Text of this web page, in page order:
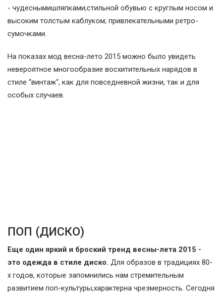
- чудеснымишляпками;стильной обувью с круглым носом и
высоким толстым каблуком; привлекательными ретро-
сумочками.
На показах мод весна-лето 2015 можно было увидеть
невероятное многообразие восхитительных нарядов в
стиле “винтаж“, как для повседневной жизни, так и для
особых случаев.
ПОП (ДИСКО)
Еще один яркий и броский тренд весны-лета 2015 -
это одежда в стиле диско. Для образов в традициях 80-
х годов, которые запомнились нам стремительным
развитием поп-культуры,характерна чрезмерность. Сегодня